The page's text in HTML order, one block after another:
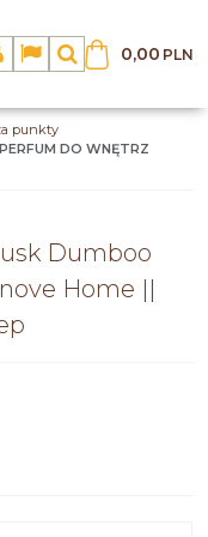
LangSzukaj
0,00 PLN
punkty
DO WNĘTRZ
Dumboo
Home ||